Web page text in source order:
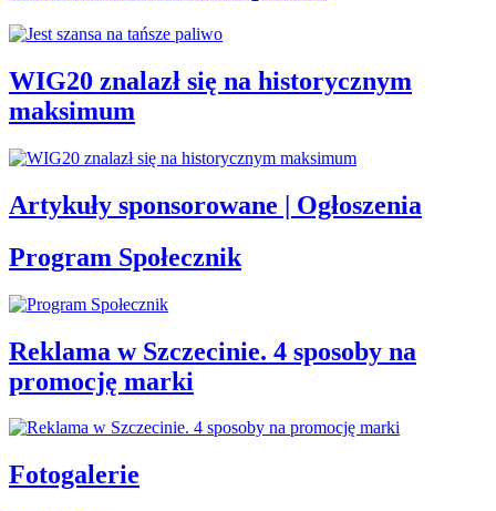
WIG20 znalazł się na historycznym
maksimum
Artykuły sponsorowane | Ogłoszenia
Program Społecznik
Reklama w Szczecinie. 4 sposoby na
promocję marki
Fotogalerie